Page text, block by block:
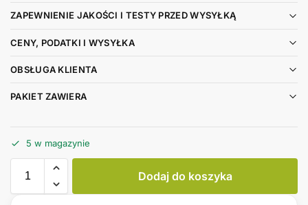
ZAPEWNIENIE JAKOŚCI I TESTY PRZED WYSYŁKĄ
CENY, PODATKI I WYSYŁKA
OBSŁUGA KLIENTA
PAKIET ZAWIERA
5 w magazynie
Dodaj do koszyka